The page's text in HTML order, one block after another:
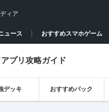
ィア
ュース おすすめスマホゲーム
プリ攻略ガイド
デッキ おすすめパック